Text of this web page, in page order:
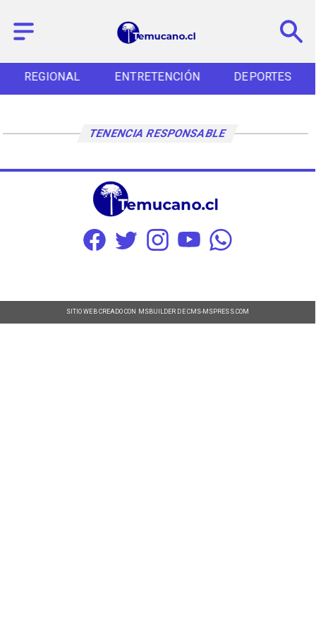
REGIONAL ENTRETENCIÓN DEPORTES
TENENCIA RESPONSABLE
SITIO WEB CREADO CON MSBUILDER DE CMS-MSPRESS.COM